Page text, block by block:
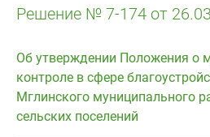
Решение № 7-174 от
Об утверждении Положения о
контроле в сфере
Мглинского муниципального
сельских поселений